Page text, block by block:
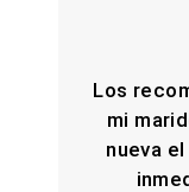
Los
mi
nueva